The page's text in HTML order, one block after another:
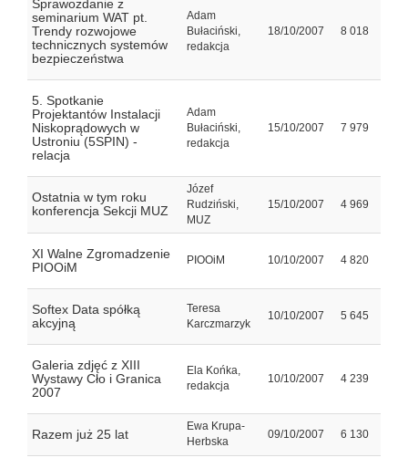
Sprawozdanie z
seminarium WAT pt.
Trendy rozwojowe
technicznych systemów
bezpieczeństwa
Adam
Bułaciński,
redakcja
18/10/2007 8 018
5. Spotkanie
Projektantów Instalacji
Niskoprądowych w
Ustroniu (5SPIN) -
relacja
Adam
Bułaciński,
redakcja
15/10/2007 7 979
Ostatnia w tym roku
konferencja Sekcji MUZ
Józef
Rudziński,
MUZ
15/10/2007 4 969
XI Walne Zgromadzenie
PIOOiM
PIOOiM 10/10/2007 4 820
Softex Data spółką
akcyjną
Teresa
Karczmarzyk
10/10/2007 5 645
Galeria zdjęć z XIII
Wystawy Cło i Granica
2007
Ela Końka,
redakcja
10/10/2007 4 239
Razem już 25 lat
Ewa Krupa-
Herbska
09/10/2007 6 130